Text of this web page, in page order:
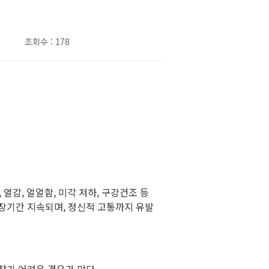
조회수 : 178
감, 얼얼함, 미각 저하, 구강건조 등
기간 지속되며, 정신적 고통까지 유발